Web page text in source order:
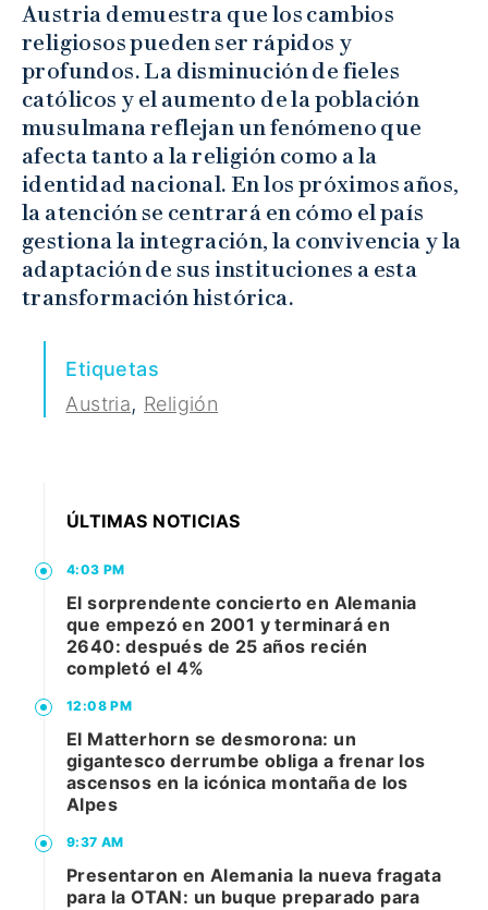
Austria demuestra que los cambios
religiosos pueden ser rápidos y
profundos. La disminución de fieles
católicos y el aumento de la población
musulmana reflejan un fenómeno que
afecta tanto a la religión como a la
identidad nacional. En los próximos años,
la atención se centrará en cómo el país
gestiona la integración, la convivencia y la
adaptación de sus instituciones a esta
transformación histórica.
Etiquetas
Austria, Religión
ÚLTIMAS NOTICIAS
4:03 PM
El sorprendente concierto en Alemania
que empezó en 2001 y terminará en
2640: después de 25 años recién
completó el 4%
12:08 PM
El Matterhorn se desmorona: un
gigantesco derrumbe obliga a frenar los
ascensos en la icónica montaña de los
Alpes
9:37 AM
Presentaron en Alemania la nueva fragata
para la OTAN: un buque preparado para